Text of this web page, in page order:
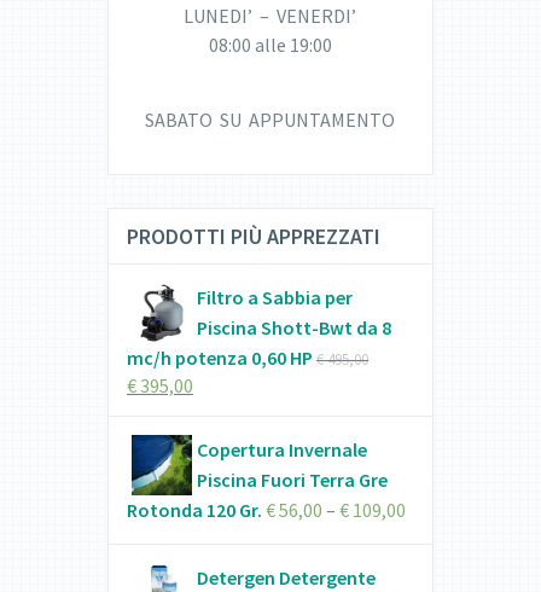
LUNEDI’ – VENERDI’
08:00 alle 19:00
SABATO SU APPUNTAMENTO
PRODOTTI PIÙ APPREZZATI
Filtro a Sabbia per
Piscina Shott-Bwt da 8
mc/h potenza 0,60 HP €495,00
€395,00
Copertura Invernale
Piscina Fuori Terra Gre
Rotonda 120 Gr. €56,00 – €109,00
Detergen Detergente